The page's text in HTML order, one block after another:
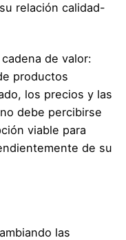
relación calidad-
de valor:
productos
los precios y las
debe percibirse
viable para
de su
las